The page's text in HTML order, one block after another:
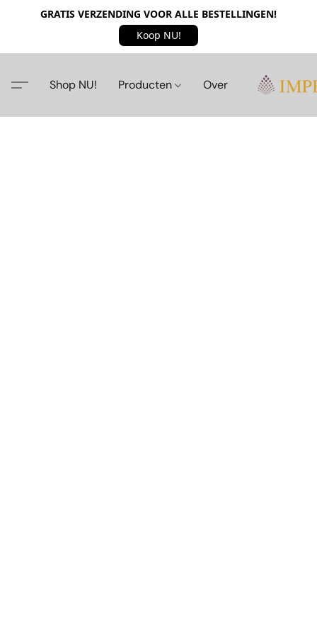
GRATIS VERZENDING VOOR ALLE BESTELLINGEN!
Koop NU!
Shop NU! Producten Over